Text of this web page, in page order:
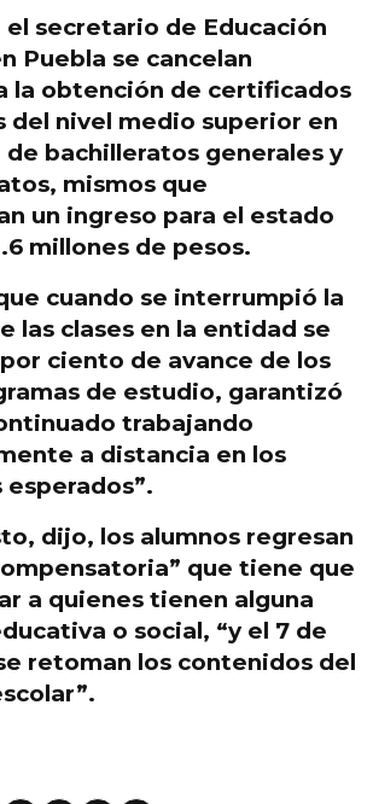
el secretario de Educación
Puebla se cancelan
la obtención de certificados
del nivel medio superior en
bachilleratos generales y
mismos que
un ingreso para el estado
millones de pesos.
cuando se interrumpió la
las clases en la entidad se
ciento de avance de los
de estudio, garantizó
trabajando
a distancia en los
esperados”.
dijo, los alumnos regresan
que tiene que
a quienes tienen alguna
o social, “y el 7 de
retoman los contenidos del